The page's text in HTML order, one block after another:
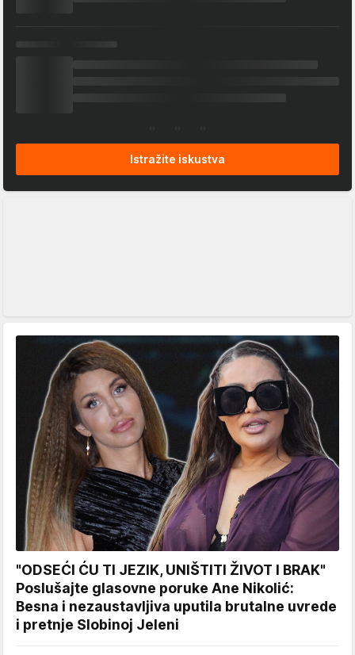
Istražite iskustva
"ODSEĆI ĆU TI JEZIK, UNIŠTITI ŽIVOT I BRAK"
Poslušajte glasovne poruke Ane Nikolić:
Besna i nezaustavljiva uputila brutalne uvrede
i pretnje Slobinoj Jeleni